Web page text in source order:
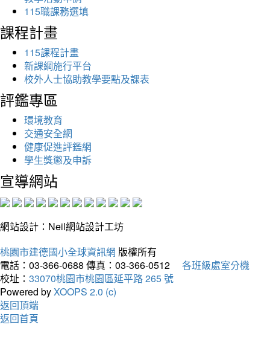
115職課務選填
課程計畫
115課程計畫
新課綱施行平台
校外人士協助教學要點及課表
評鑑專區
環境教育
交通安全網
健康促進評鑑網
學生獎懲及申訴
宣導網站
網站設計：Neil網站設計工坊
桃園市建德國小全球資訊網 版權所有
電話：03-366-0688 傳真：03-366-0512
各班級處室分機
校址： 33070桃園市桃園區延平路 265 號
Powered byXOOPS 2.0 (c)
返回頂端
返回首頁